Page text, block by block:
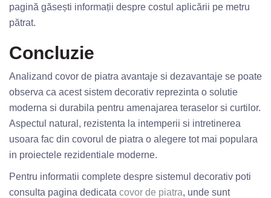
pagină găsești informații despre costul aplicării pe metru
pătrat.
Concluzie
Analizand covor de piatra avantaje si dezavantaje se poate
observa ca acest sistem decorativ reprezinta o solutie
moderna si durabila pentru amenajarea teraselor si curtilor.
Aspectul natural, rezistenta la intemperii si intretinerea
usoara fac din covorul de piatra o alegere tot mai populara
in proiectele rezidentiale moderne.
Pentru informatii complete despre sistemul decorativ poti
consulta pagina dedicata covor de piatra, unde sunt